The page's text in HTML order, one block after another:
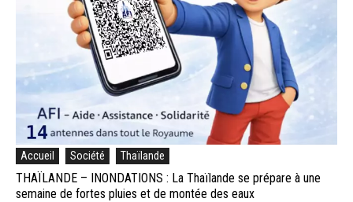
Accueil Société Thaïlande
THAÏLANDE – INONDATIONS : La Thaïlande se prépare à une
semaine de fortes pluies et de montée des eaux